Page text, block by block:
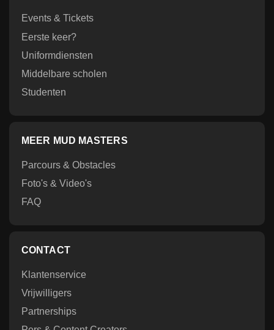
Events & Tickets
Eerste keer?
Uniformdiensten
Middelbare scholen
Studenten
MEER MUD MASTERS
Parcours & Obstacles
Foto's & Video's
FAQ
CONTACT
Klantenservice
Vrijwilligers
Partnerships